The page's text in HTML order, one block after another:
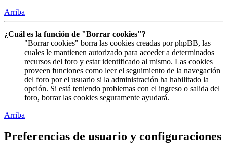
Arriba
¿Cuál es la función de "Borrar cookies"?
"Borrar cookies" borra las cookies creadas por phpBB, las
cuales le mantienen autorizado para acceder a determinados
recursos del foro y estar identificado al mismo. Las cookies
proveen funciones como leer el seguimiento de la navegación
del foro por el usuario si la administración ha habilitado la
opción. Si está teniendo problemas con el ingreso o salida del
foro, borrar las cookies seguramente ayudará.
Arriba
Preferencias de usuario y configuraciones